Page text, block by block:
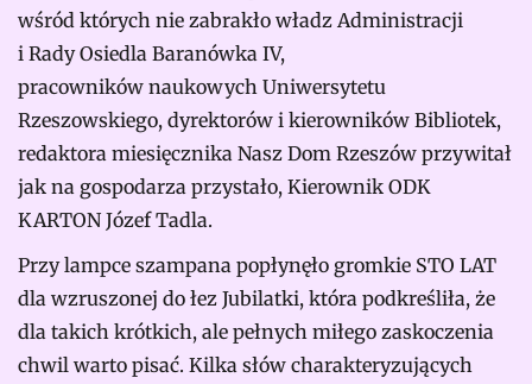
wśród których nie zabrakło władz Administracji
i Rady Osiedla Baranówka IV,
pracowników naukowych Uniwersytetu
Rzeszowskiego, dyrektorów i kierowników Bibliotek,
redaktora miesięcznika Nasz Dom Rzeszów przywitał
jak na gospodarza przystało, Kierownik ODK
KARTON Józef Tadla.
Przy lampce szampana popłynęło gromkie STO LAT
dla wzruszonej do łez Jubilatki, która podkreśliła, że
dla takich krótkich, ale pełnych miłego zaskoczenia
chwil warto pisać. Kilka słów charakteryzujących